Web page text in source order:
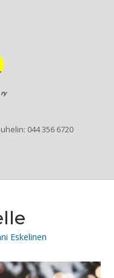
044 356 6720
Eskelinen